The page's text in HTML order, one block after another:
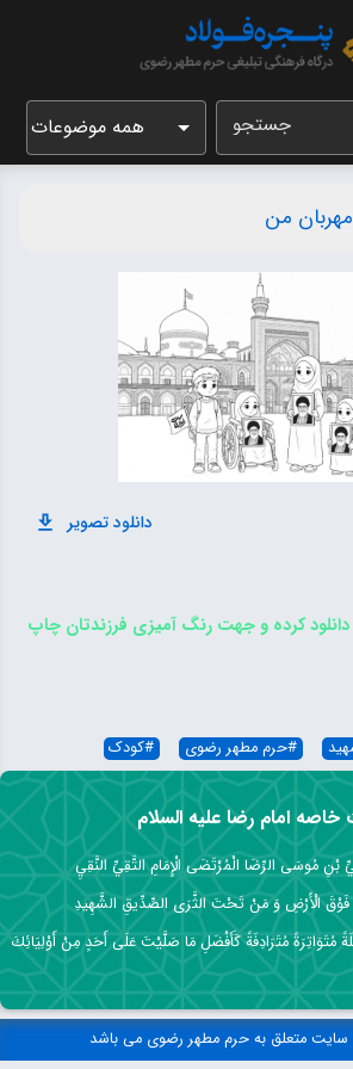
جستجو همه موضوعات
من
دانلود تصویر
دانلود کرده و جهت رنگ آمیزی فرزندتان چاپ
#حرم مطهر رضوی #کودک
خاصه امام رضا علیه السلام
مُوسَى الرِّضَا الْمُرْتَضَى الْإِمَامِ التَّقِيِّ النَّقِيِ
الْأَرْضِ وَ مَنْ تَحْتَ الثَّرَى الصِّدِّيقِ الشَّهِيدِ
مُتَوَاتِرَةً مُتَرَادِفَةً كَأَفْضَلِ مَا صَلَّيْتَ عَلَى أَحَدٍ مِنْ أَوْلِيَائِكَ
سایت متعلق به حرم مطهر رضوی می باشد